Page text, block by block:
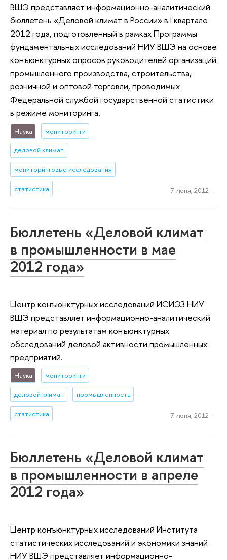
ВШЭ представляет информационно-аналитический
бюллетень «Деловой климат в России» в I квартале
2012 года, подготовленный в рамках Программы
фундаментальных исследований НИУ ВШЭ на основе
конъюнктурных опросов руководителей организаций
промышленного производства, строительства,
розничной и оптовой торговли, проводимых
Федеральной службой государственной статистики
в режиме мониторинга.
Наука мониторинги
деловой климат
мониторинговые исследования
статистика 7 июня, 2012 г.
Бюллетень «Деловой климат
в промышленности в мае
2012 года»
Центр конъюнктурных исследований ИСИЭЗ НИУ
ВШЭ представляет информационно-аналитический
материал по результатам конъюнктурных
обследований деловой активности промышленных
предприятий.
Наука мониторинги
деловой климат промышленность
статистика 7 июня, 2012 г.
Бюллетень «Деловой климат
в промышленности в апреле
2012 года»
Центр конъюнктурных исследований Института
статистических исследований и экономики знаний
НИУ ВШЭ представляет информационно-